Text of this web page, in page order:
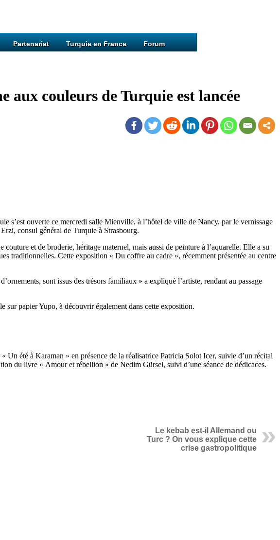
Partenariat Turquie en France Forum
aux couleurs de Turquie est lancée
s’est ouverte ce mercredi salle Mienville, à l’hôtel de ville de Nancy, par le vernissage
consul général de Turquie à Strasbourg.
et de broderie, héritage maternel, mais aussi de peinture à l’aquarelle. Elle a su
traditionnelles. Cette exposition « Du coffre au cadre », récemment présentée au centre
sont issus des trésors familiaux » a expliqué l’artiste, rendant au passage
sur papier Yupo, à découvrir également dans cette exposition.
été à Karaman » en présence de la réalisatrice Patricia Solot Icer, suivie d’un récital
du livre « Amour et rébellion » de Nedim Gürsel, suivi d’une séance de dédicaces.
Le kebab est-il Allemand ou
Turc ? On vous explique cette
crise gastropolitique